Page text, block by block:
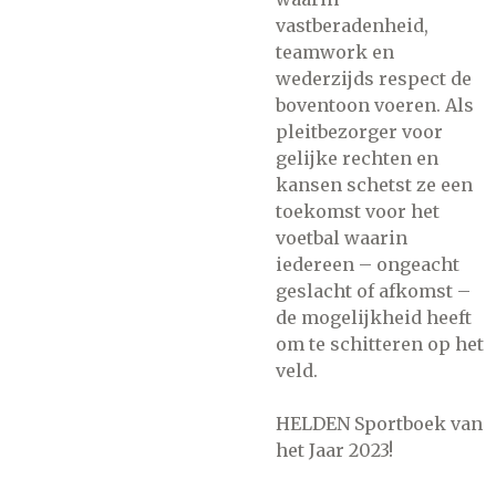
vastberadenheid,
teamwork en
wederzijds respect de
boventoon voeren. Als
pleitbezorger voor
gelijke rechten en
kansen schetst ze een
toekomst voor het
voetbal waarin
iedereen – ongeacht
geslacht of afkomst –
de mogelijkheid heeft
om te schitteren op het
veld.
HELDEN Sportboek van
het Jaar 2023!